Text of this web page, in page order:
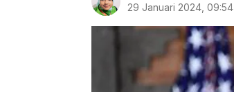
29 Januari 2024, 09:54